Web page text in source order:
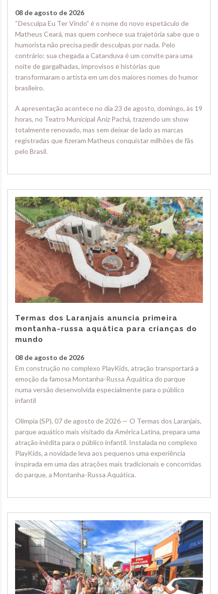
08 de agosto de 2026
“Desculpa Eu Ter Vindo” é o nome do novo espetáculo de
Matheus Ceará, mas quem conhece sua trajetória sabe que o
humorista não precisa pedir desculpas por nada. Pelo
contrário: sua chegada a Catanduva é um convite para uma
noite de gargalhadas, improvisos e histórias que
transformaram o artista em um dos maiores nomes do humor
brasileiro.
A apresentação acontece no dia 23 de agosto, domingo, às 19
horas, no Teatro Municipal Aniz Pachá, trazendo um show
totalmente renovado, mas sem deixar de lado as marcas
registradas que fizeram Matheus conquistar milhões de fãs
pelo Brasil.
Termas dos Laranjais anuncia primeira
montanha-russa aquática para crianças do
mundo
08 de agosto de 2026
Em construção no complexo PlayKids, atração transportará a
emoção da famosa Montanha-Russa Aquática do parque
numa versão desenvolvida especialmente para o público
infantil
Olímpia (SP), 07 de agosto de 2026 — O Termas dos Laranjais,
parque aquático mais visitado da América Latina, prepara uma
atração inédita para o público infantil. Instalada no complexo
PlayKids, a novidade leva aos pequenos uma experiência
inspirada em uma das atrações mais tradicionais e concorridas
do parque, a Montanha-Russa Aquática.